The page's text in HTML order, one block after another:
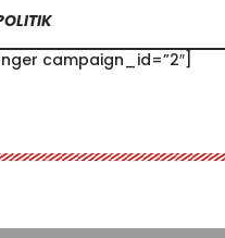
campaign_id=”2″]